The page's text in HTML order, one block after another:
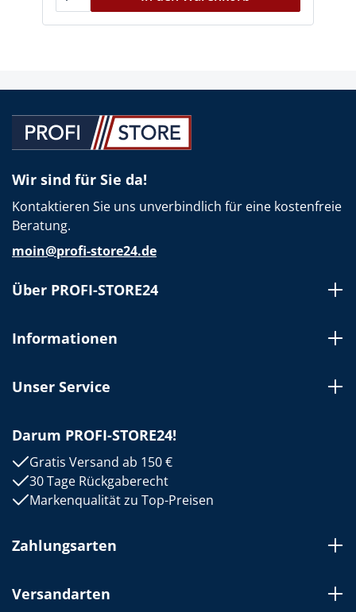
Wir sind für Sie da!
Kontaktieren Sie uns unverbindlich für eine kostenfreie
Beratung.
moin@profi-store24.de
Über PROFI-STORE24
Informationen
Unser Service
Darum PROFI-STORE24!
Gratis Versand ab 150 €
30 Tage Rückgaberecht
Markenqualität zu Top-Preisen
Zahlungsarten
Versandarten